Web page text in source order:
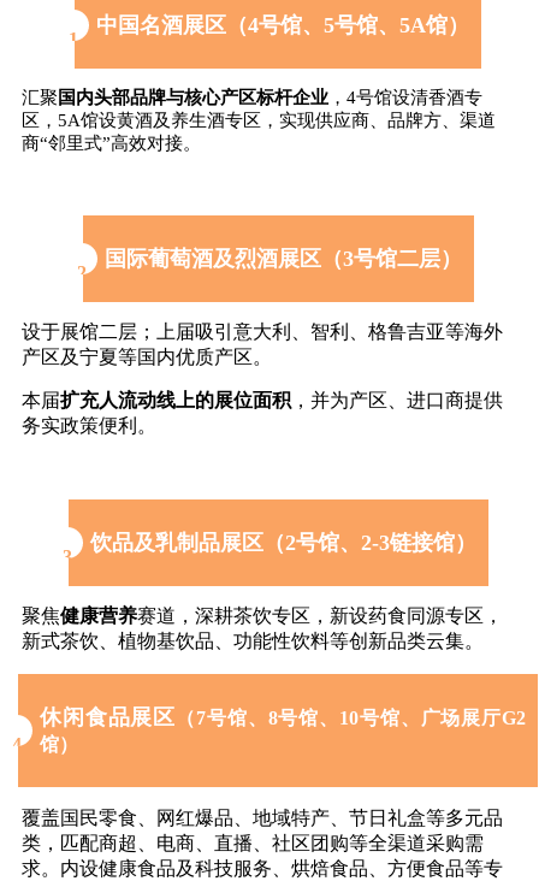
1
中国名酒展区（4号馆、5号馆、5A馆）
汇聚国内头部品牌与核心产区标杆企业 ，4号馆设清香酒专
区，5A馆设黄酒及养生酒专区，实现供应商、品牌方、渠道
商“邻里式”高效对接。
2
国际葡萄酒及烈酒展区（3号馆二层）
设于展馆二层；
上届吸引意大利、智利、格鲁吉亚等海外
产区及宁夏等国内优质产区。
本届扩充人流动线上的展位面积 ，并为产区、进口商提供
务实政策便利。
3
饮品及乳制品展区（2号馆、2-3链接馆）
聚焦健康营养赛道，深耕茶饮专区，新设药食同源专区，
新式茶饮、 植物基饮品 、功能性饮料等创新品类云集。
4
休闲食品展区 （7号馆、8号馆、10号馆、广场展厅G2
馆）
覆盖国民零食、网红爆品、地域特产、节日礼盒等多元品
类，匹配商超、电商、直播、社区团购等全渠道采购需
求。内设健康食品及科技服务、烘焙食品、方便食品等专